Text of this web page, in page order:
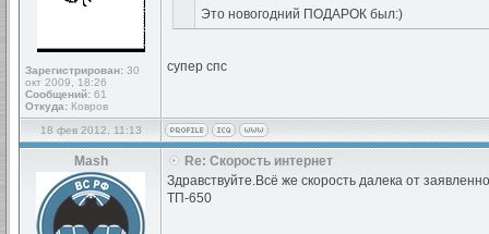
Зарегистрирован: 30
окт 2009, 18:26
Сообщений: 61
Откуда: Ковров
Это новогодний ПОДАРОК был:)
супер спс
18 фев 2012, 11:13
Mash
Re: Скорость интернет
Здравствуйте.Всё же скорость далека от
ТП-650